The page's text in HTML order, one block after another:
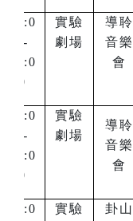
16:0
0-
17:0
0
實驗
劇場
導聆
音樂
會
16:0
0-
17:0
0
實驗
劇場
導聆
音樂
會
16:0
實驗
卦山